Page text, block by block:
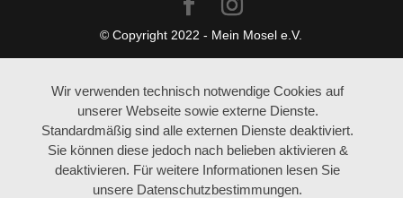
© Copyright 2022 - Mein Mosel e.V.
Wir verwenden technisch notwendige Cookies auf
unserer Webseite sowie externe Dienste.
Standardmäßig sind alle externen Dienste deaktiviert.
Sie können diese jedoch nach belieben aktivieren &
deaktivieren. Für weitere Informationen lesen Sie
unsere Datenschutzbestimmungen.